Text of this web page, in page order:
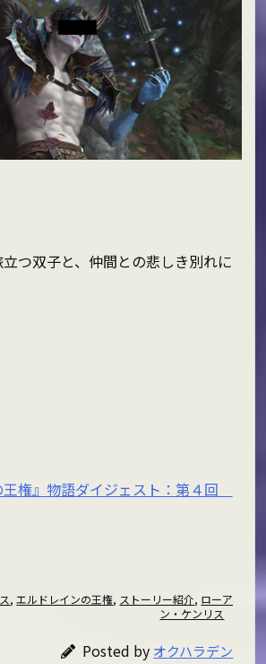
つ双子と、仲間との悲しき別れに
王権』物語ダイジェスト：第４回
,エルドレインの王権, ストーリー紹介, ローア
ン・ケンリス
Posted by オクハラデン